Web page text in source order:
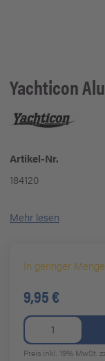
Yachticon
Artikel-Nr.
184120
Mehr lesen
In geringer
9,95 €
Preis inkl. 19% MwSt.